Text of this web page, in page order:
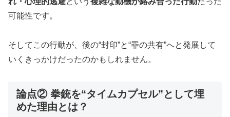
可能性です。
そしてこの行動が、後の“封印”と“罪の共有”へと発展して
いくきっかけだったのかもしれません。
論点② 拳銃を“タイムカプセル”として埋
めた理由とは？